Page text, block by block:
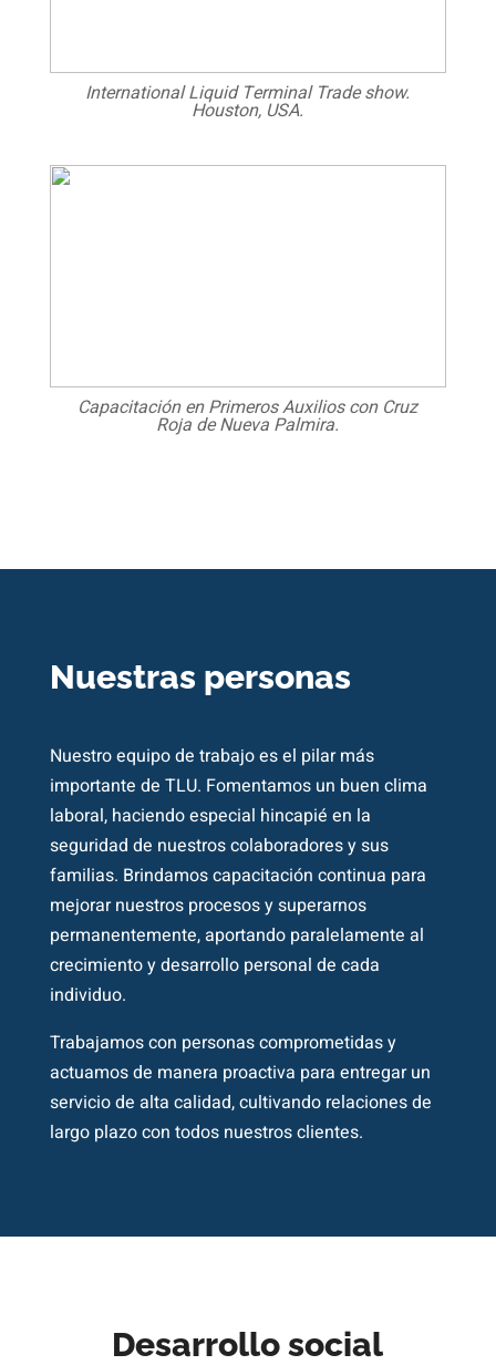
International Liquid Terminal Trade show.
Houston, USA.
Capacitación en Primeros Auxilios con Cruz
Roja de Nueva Palmira.
Nuestras personas
Nuestro equipo de trabajo es el pilar más
importante de TLU. Fomentamos un buen clima
laboral, haciendo especial hincapié en la
seguridad de nuestros colaboradores y sus
familias. Brindamos capacitación continua para
mejorar nuestros procesos y superarnos
permanentemente, aportando paralelamente al
crecimiento y desarrollo personal de cada
individuo.
Trabajamos con personas comprometidas y
actuamos de manera proactiva para entregar un
servicio de alta calidad, cultivando relaciones de
largo plazo con todos nuestros clientes.
Desarrollo social